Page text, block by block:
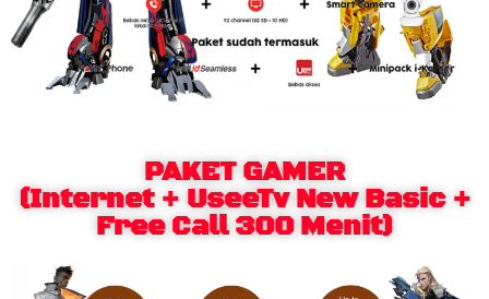
PAKET GAMER
(Internet + UseeTv New Basic +
Free Call 300 Menit)